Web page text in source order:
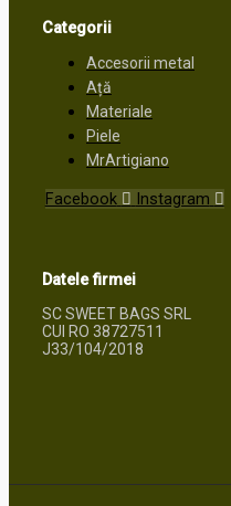
Categorii
Accesorii metal
Ață
Materiale
Piele
MrArtigiano
Facebook Instagram
Datele firmei
SC SWEET BAGS SRL
CUI RO 38727511
J33/104/2018